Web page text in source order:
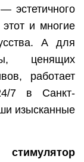
— эстетичного
и многие
А для
ценящих
работает
7 в Санкт-
изысканные
стимулятор